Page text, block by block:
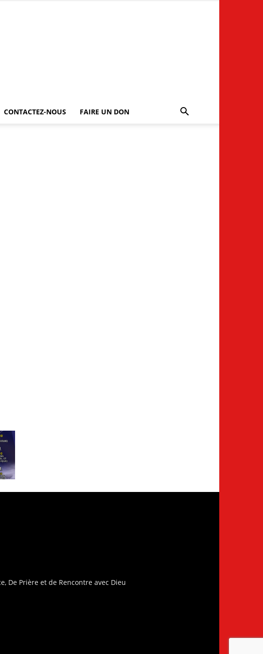
CONTACTEZ-NOUS FAIRE UN DON
De Prière et de Rencontre avec Dieu